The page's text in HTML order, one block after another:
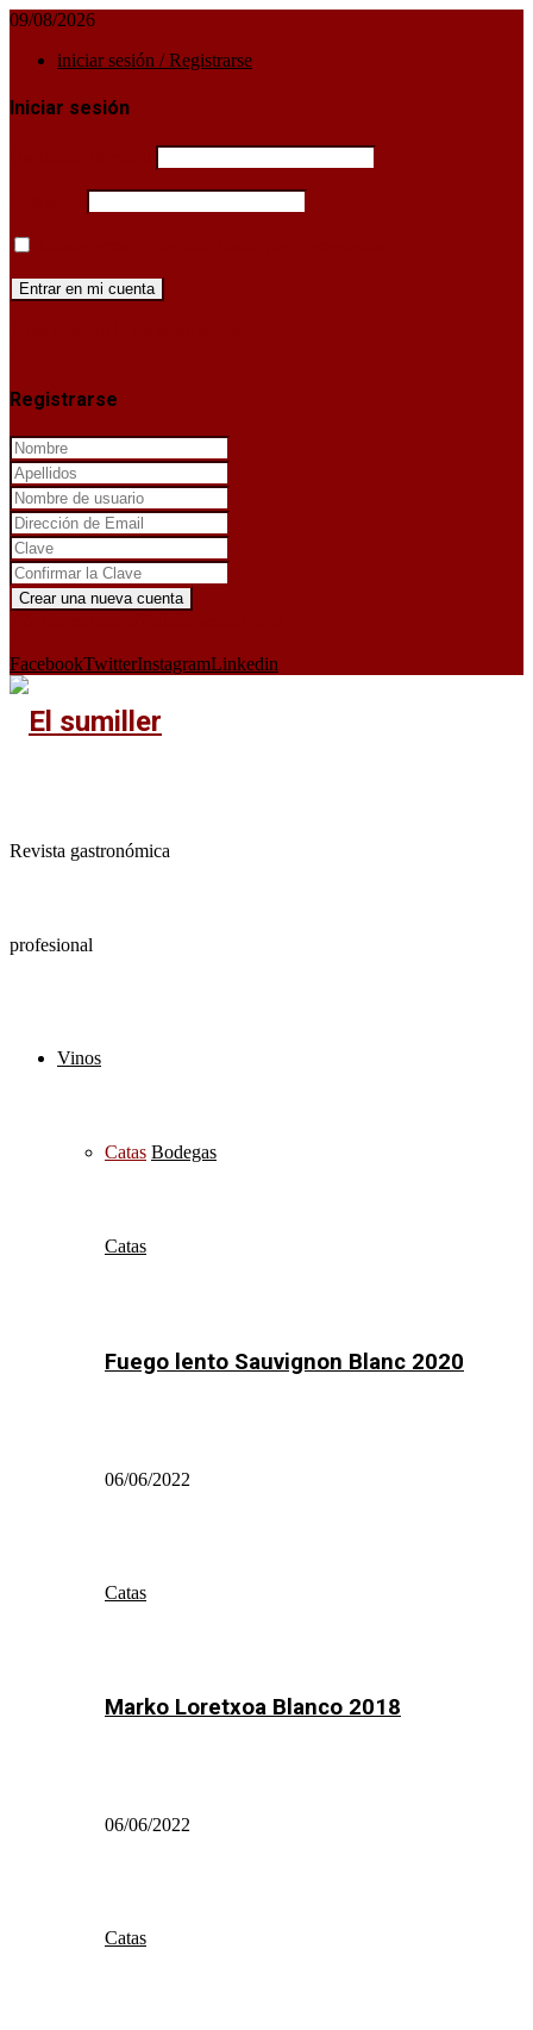
09/08/2026
iniciar sesión / Registrarse
Iniciar sesión
Registrarse
FacebookTwitterInstagramLinkedin
Revista gastronómica
profesional
Vinos
Catas Bodegas
Catas
Fuego lento Sauvignon Blanc 2020
06/06/2022
Catas
Marko Loretxoa Blanco 2018
06/06/2022
Catas